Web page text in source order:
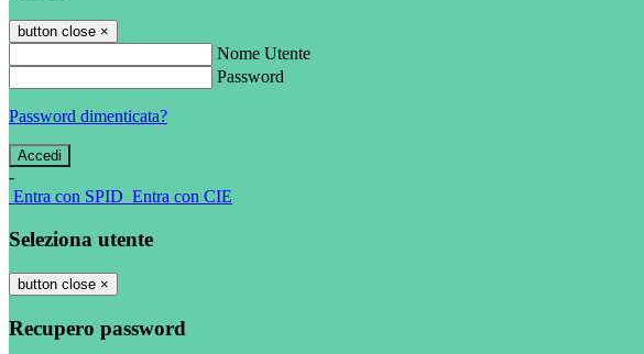
button close ×
Nome Utente
Password
Password dimenticata?
-
Entra con SPID Entra con CIE
Seleziona utente
button close ×
Recupero password